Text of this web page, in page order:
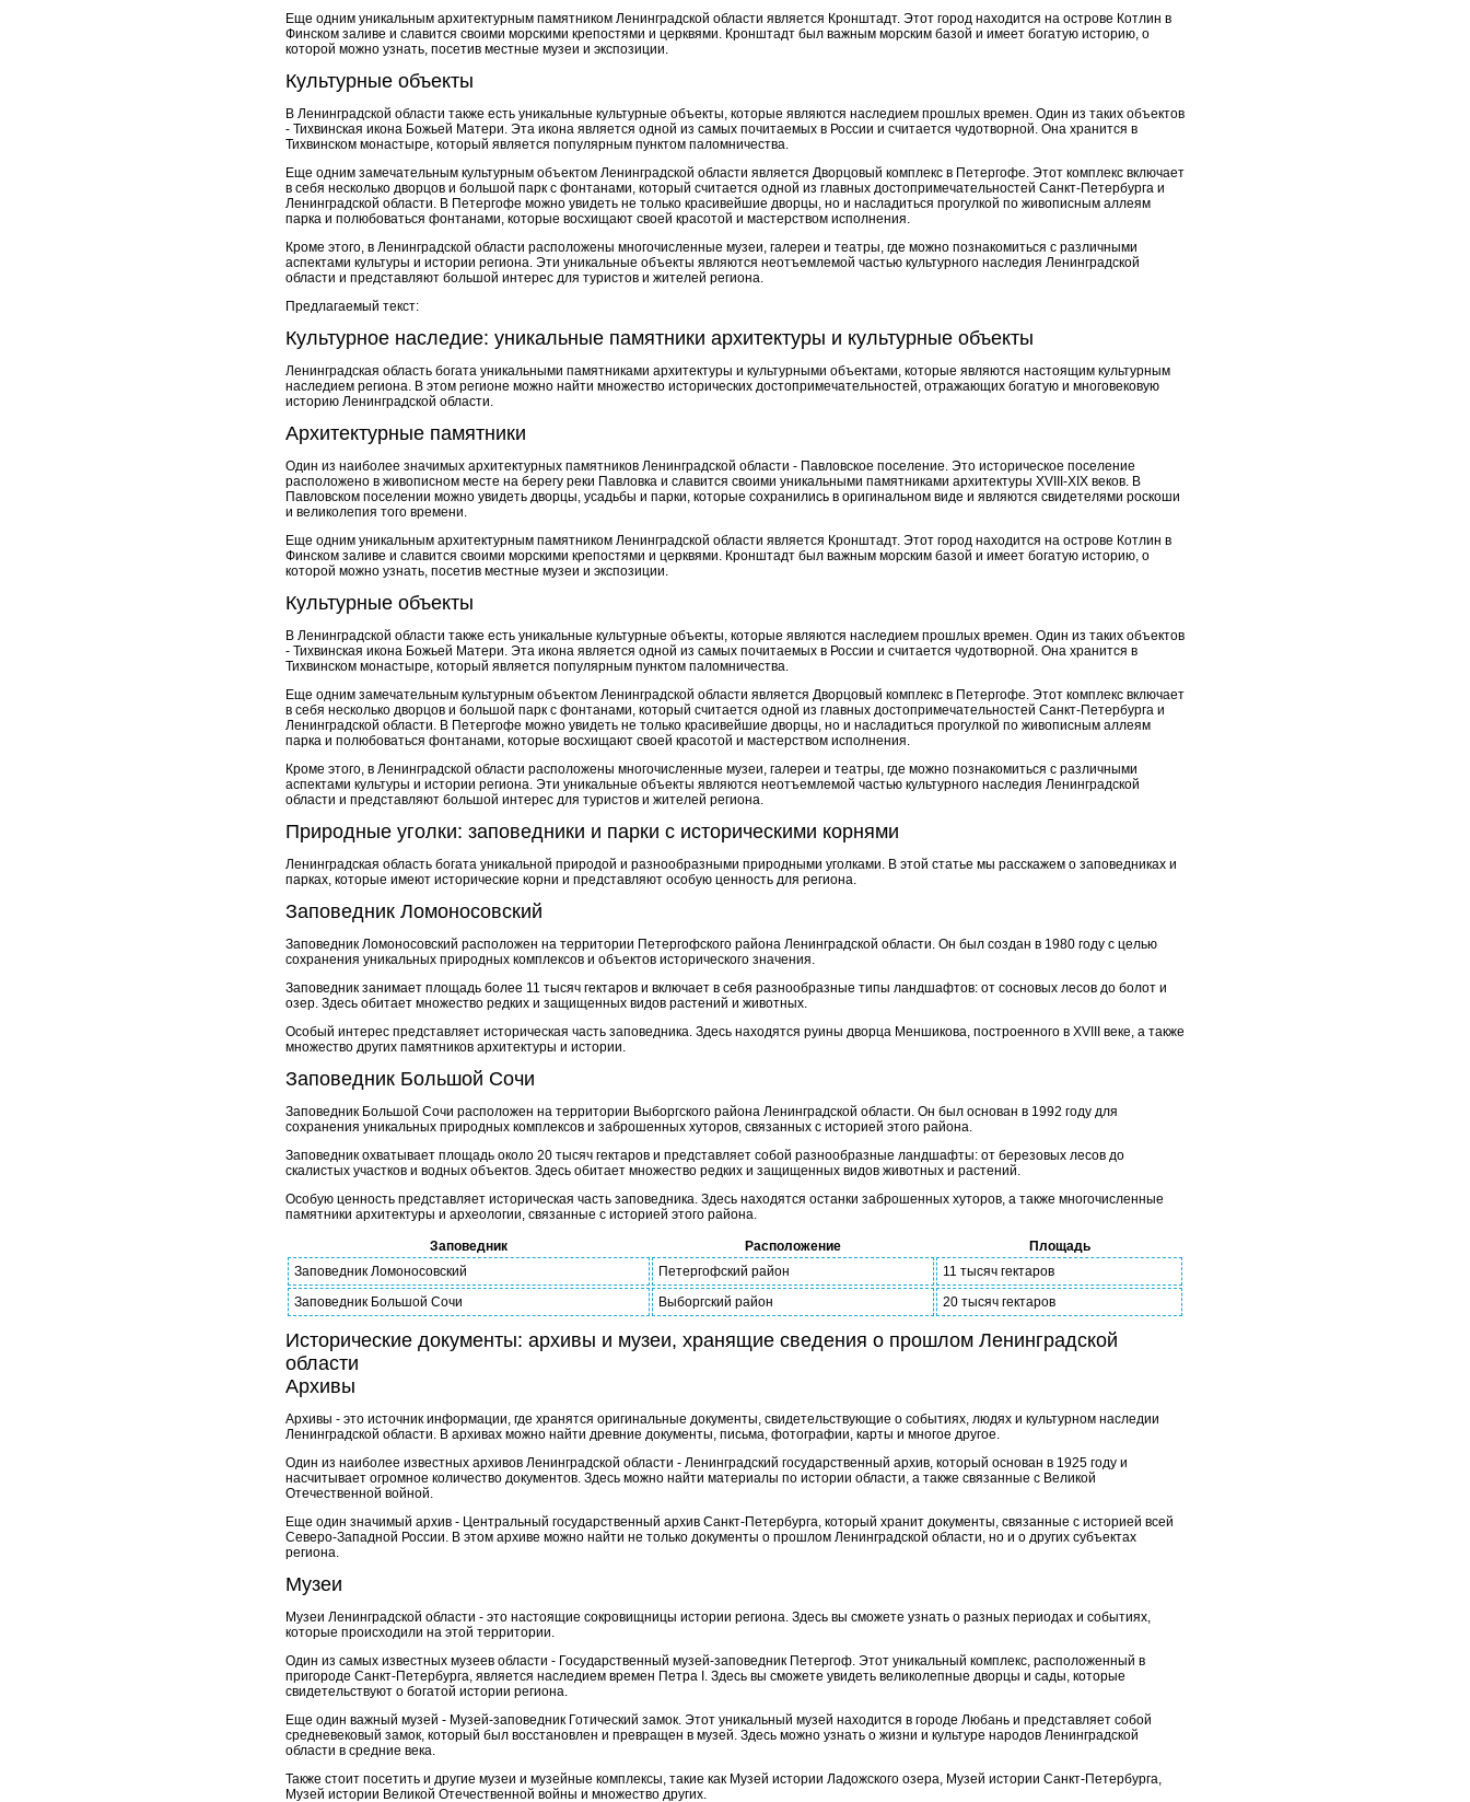
Еще одним уникальным архитектурным памятником Ленинградской области является Кронштадт. Этот город находится на острове Котлин в
Финском заливе и славится своими морскими крепостями и церквями. Кронштадт был важным морским базой и имеет богатую историю, о
которой можно узнать, посетив местные музеи и экспозиции.
Культурные объекты
В Ленинградской области также есть уникальные культурные объекты, которые являются наследием прошлых времен. Один из таких объектов
- Тихвинская икона Божьей Матери. Эта икона является одной из самых почитаемых в России и считается чудотворной. Она хранится в
Тихвинском монастыре, который является популярным пунктом паломничества.
Еще одним замечательным культурным объектом Ленинградской области является Дворцовый комплекс в Петергофе. Этот комплекс включает
в себя несколько дворцов и большой парк с фонтанами, который считается одной из главных достопримечательностей Санкт-Петербурга и
Ленинградской области. В Петергофе можно увидеть не только красивейшие дворцы, но и насладиться прогулкой по живописным аллеям
парка и полюбоваться фонтанами, которые восхищают своей красотой и мастерством исполнения.
Кроме этого, в Ленинградской области расположены многочисленные музеи, галереи и театры, где можно познакомиться с различными
аспектами культуры и истории региона. Эти уникальные объекты являются неотъемлемой частью культурного наследия Ленинградской
области и представляют большой интерес для туристов и жителей региона.
Предлагаемый текст:
Культурное наследие: уникальные памятники архитектуры и культурные объекты
Ленинградская область богата уникальными памятниками архитектуры и культурными объектами, которые являются настоящим культурным
наследием региона. В этом регионе можно найти множество исторических достопримечательностей, отражающих богатую и многовековую
историю Ленинградской области.
Архитектурные памятники
Один из наиболее значимых архитектурных памятников Ленинградской области - Павловское поселение. Это историческое поселение
расположено в живописном месте на берегу реки Павловка и славится своими уникальными памятниками архитектуры XVIII-XIX веков. В
Павловском поселении можно увидеть дворцы, усадьбы и парки, которые сохранились в оригинальном виде и являются свидетелями роскоши
и великолепия того времени.
Еще одним уникальным архитектурным памятником Ленинградской области является Кронштадт. Этот город находится на острове Котлин в
Финском заливе и славится своими морскими крепостями и церквями. Кронштадт был важным морским базой и имеет богатую историю, о
которой можно узнать, посетив местные музеи и экспозиции.
Культурные объекты
В Ленинградской области также есть уникальные культурные объекты, которые являются наследием прошлых времен. Один из таких объектов
- Тихвинская икона Божьей Матери. Эта икона является одной из самых почитаемых в России и считается чудотворной. Она хранится в
Тихвинском монастыре, который является популярным пунктом паломничества.
Еще одним замечательным культурным объектом Ленинградской области является Дворцовый комплекс в Петергофе. Этот комплекс включает
в себя несколько дворцов и большой парк с фонтанами, который считается одной из главных достопримечательностей Санкт-Петербурга и
Ленинградской области. В Петергофе можно увидеть не только красивейшие дворцы, но и насладиться прогулкой по живописным аллеям
парка и полюбоваться фонтанами, которые восхищают своей красотой и мастерством исполнения.
Кроме этого, в Ленинградской области расположены многочисленные музеи, галереи и театры, где можно познакомиться с различными
аспектами культуры и истории региона. Эти уникальные объекты являются неотъемлемой частью культурного наследия Ленинградской
области и представляют большой интерес для туристов и жителей региона.
Природные уголки: заповедники и парки с историческими корнями
Ленинградская область богата уникальной природой и разнообразными природными уголками. В этой статье мы расскажем о заповедниках и
парках, которые имеют исторические корни и представляют особую ценность для региона.
Заповедник Ломоносовский
Заповедник Ломоносовский расположен на территории Петергофского района Ленинградской области. Он был создан в 1980 году с целью
сохранения уникальных природных комплексов и объектов исторического значения.
Заповедник занимает площадь более 11 тысяч гектаров и включает в себя разнообразные типы ландшафтов: от сосновых лесов до болот и
озер. Здесь обитает множество редких и защищенных видов растений и животных.
Особый интерес представляет историческая часть заповедника. Здесь находятся руины дворца Меншикова, построенного в XVIII веке, а также
множество других памятников архитектуры и истории.
Заповедник Большой Сочи
Заповедник Большой Сочи расположен на территории Выборгского района Ленинградской области. Он был основан в 1992 году для
сохранения уникальных природных комплексов и заброшенных хуторов, связанных с историей этого района.
Заповедник охватывает площадь около 20 тысяч гектаров и представляет собой разнообразные ландшафты: от березовых лесов до
скалистых участков и водных объектов. Здесь обитает множество редких и защищенных видов животных и растений.
Особую ценность представляет историческая часть заповедника. Здесь находятся останки заброшенных хуторов, а также многочисленные
памятники архитектуры и археологии, связанные с историей этого района.
Заповедник Расположение
Площадь
Заповедник Ломоносовский
Петергофский район
11 тысяч гектаров
Заповедник Большой Сочи
Выборгский район 20 тысяч гектаров
Исторические документы: архивы и музеи, хранящие сведения о прошлом Ленинградской
области
Архивы
Архивы - это источник информации, где хранятся оригинальные документы, свидетельствующие о событиях, людях и культурном наследии
Ленинградской области. В архивах можно найти древние документы, письма, фотографии, карты и многое другое.
Один из наиболее известных архивов Ленинградской области - Ленинградский государственный архив, который основан в 1925 году и
насчитывает огромное количество документов. Здесь можно найти материалы по истории области, а также связанные с Великой
Отечественной войной.
Еще один значимый архив - Центральный государственный архив Санкт-Петербурга, который хранит документы, связанные с историей всей
Северо-Западной России. В этом архиве можно найти не только документы о прошлом Ленинградской области, но и о других субъектах
региона.
Музеи
Музеи Ленинградской области - это настоящие сокровищницы истории региона. Здесь вы сможете узнать о разных периодах и событиях,
которые происходили на этой территории.
Один из самых известных музеев области - Государственный музей-заповедник Петергоф. Этот уникальный комплекс, расположенный в
пригороде Санкт-Петербурга, является наследием времен Петра I. Здесь вы сможете увидеть великолепные дворцы и сады, которые
свидетельствуют о богатой истории региона.
Еще один важный музей - Музей-заповедник Готический замок. Этот уникальный музей находится в городе Любань и представляет собой
средневековый замок, который был восстановлен и превращен в музей. Здесь можно узнать о жизни и культуре народов Ленинградской
области в средние века.
Также стоит посетить и другие музеи и музейные комплексы, такие как Музей истории Ладожского озера, Музей истории Санкт-Петербурга,
Музей истории Великой Отечественной войны и множество других.